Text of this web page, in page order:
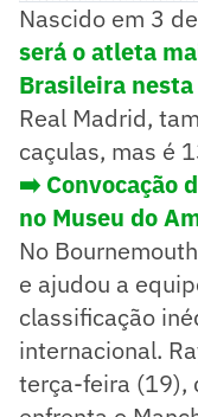
Nascido em 3
será o atleta
Brasileira nesta
Real Madrid,
caçulas, mas é
➡️ Convocação
no Museu do
No
e ajudou a
classificação
internacional.
terça-feira (19),